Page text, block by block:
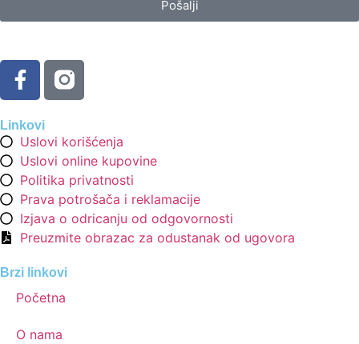
Pošalji
Linkovi
Uslovi korišćenja
Uslovi online kupovine
Politika privatnosti
Prava potrošača i reklamacije
Izjava o odricanju od odgovornosti
Preuzmite obrazac za odustanak od ugovora
Brzi linkovi
Početna
O nama